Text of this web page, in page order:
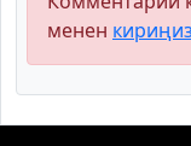
менен кириңиз